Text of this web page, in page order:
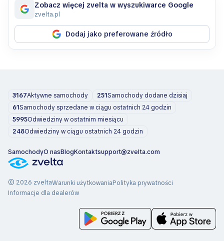
Zobacz więcej zvelta w wyszukiwarce Google
zvelta.pl
Dodaj jako preferowane źródło
3167Aktywne samochody 251Samochody dodane dzisiaj
61Samochody sprzedane w ciągu ostatnich 24 godzin
5995Odwiedziny w ostatnim miesiącu
248Odwiedziny w ciągu ostatnich 24 godzin
SamochodyO nasBlogKontaktsupport@zvelta.com
© 2026 zveltaWarunki użytkowaniaPolityka prywatności
Informacje dla dealerów